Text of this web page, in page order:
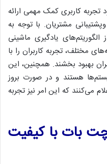
تجربه کاربری کمک مهمی ارائه
مشتریان. با توجه به
الگوریتم‌های یادگیری ماشینی
مختلف، تجربه کاربران را با
بهبود بخشند. همچنین، این
هستند و در صورت بروز
می‌کنند که این امر نیز تجربه
چت بات با کیفیت